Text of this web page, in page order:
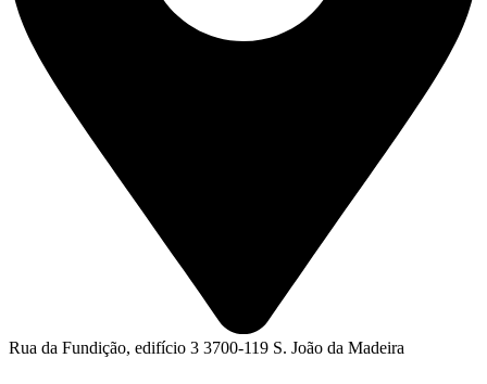
Rua da Fundição, edifício 3 3700-119 S. João da Madeira